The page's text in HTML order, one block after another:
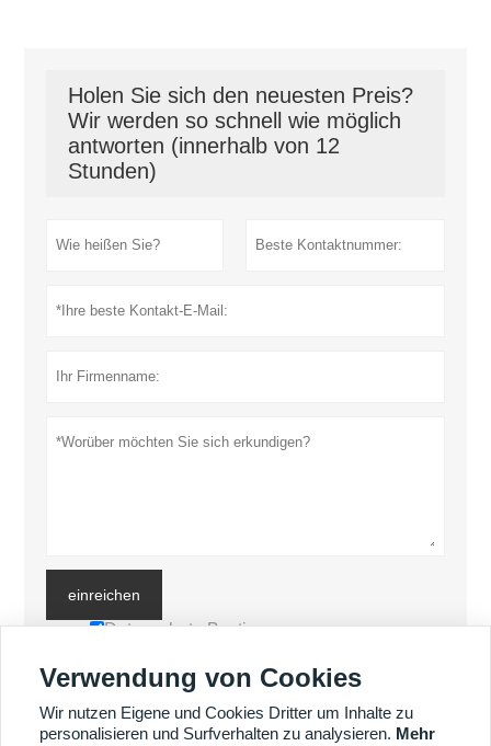
Holen Sie sich den neuesten Preis?
Wir werden so schnell wie möglich
antworten (innerhalb von 12
Stunden)
einreichen
Datenschutz-Bestimmungen
MEHR PRODUKTE
Verwendung von Cookies
Wir nutzen Eigene und Cookies Dritter um Inhalte zu
personalisieren und Surfverhalten zu analysieren. Mehr